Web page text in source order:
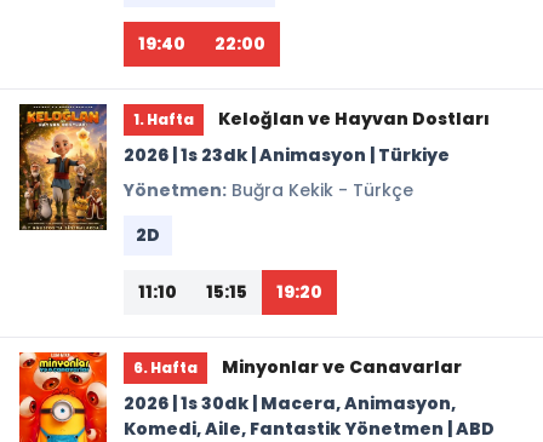
19:40 22:00
1. Hafta
Keloğlan ve Hayvan Dostları
2026 | 1s 23dk | Animasyon | Türkiye
Yönetmen: Buğra Kekik - Türkçe
2D
11:10 15:15 19:20
6. Hafta
Minyonlar ve Canavarlar
2026 | 1s 30dk | Macera, Animasyon,
Komedi, Aile, Fantastik Yönetmen | ABD